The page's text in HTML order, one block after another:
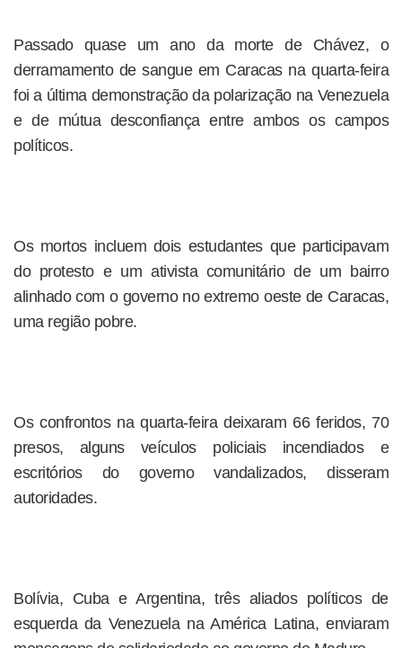
Passado quase um ano da morte de Chávez, o
derramamento de sangue em Caracas na quarta-feira
foi a última demonstração da polarização na Venezuela
e de mútua desconfiança entre ambos os campos
políticos.
Os mortos incluem dois estudantes que participavam
do protesto e um ativista comunitário de um bairro
alinhado com o governo no extremo oeste de Caracas,
uma região pobre.
Os confrontos na quarta-feira deixaram 66 feridos, 70
presos, alguns veículos policiais incendiados e
escritórios do governo vandalizados, disseram
autoridades.
Bolívia, Cuba e Argentina, três aliados políticos de
esquerda da Venezuela na América Latina, enviaram